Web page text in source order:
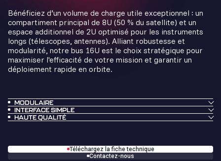
Bénéficiez d’un volume de charge utile exceptionnel : un
compartiment principal de 8U (50 % du satellite) et un
espace additionnel de 2U optimisé pour les instruments
longs (télescopes, antennes). Alliant robustesse et
modularité, notre bus 16U est le choix stratégique pour
maximiser l'efficacité de votre mission et garantir un
déploiement rapide en orbite.
MODULAIRE
L’architecture agile qui façonne la plateforme selon vos
besoins, et non l’inverse.
INTERFACE SIMPLE
Une intégration fluide pour passer de la conception au
HAUTE QUALITÉ
Téléchargez la fiche technique
Contactez-nous